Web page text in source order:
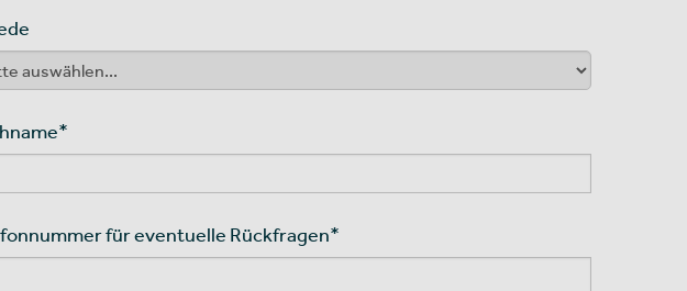
*
für eventuelle Rückfragen*